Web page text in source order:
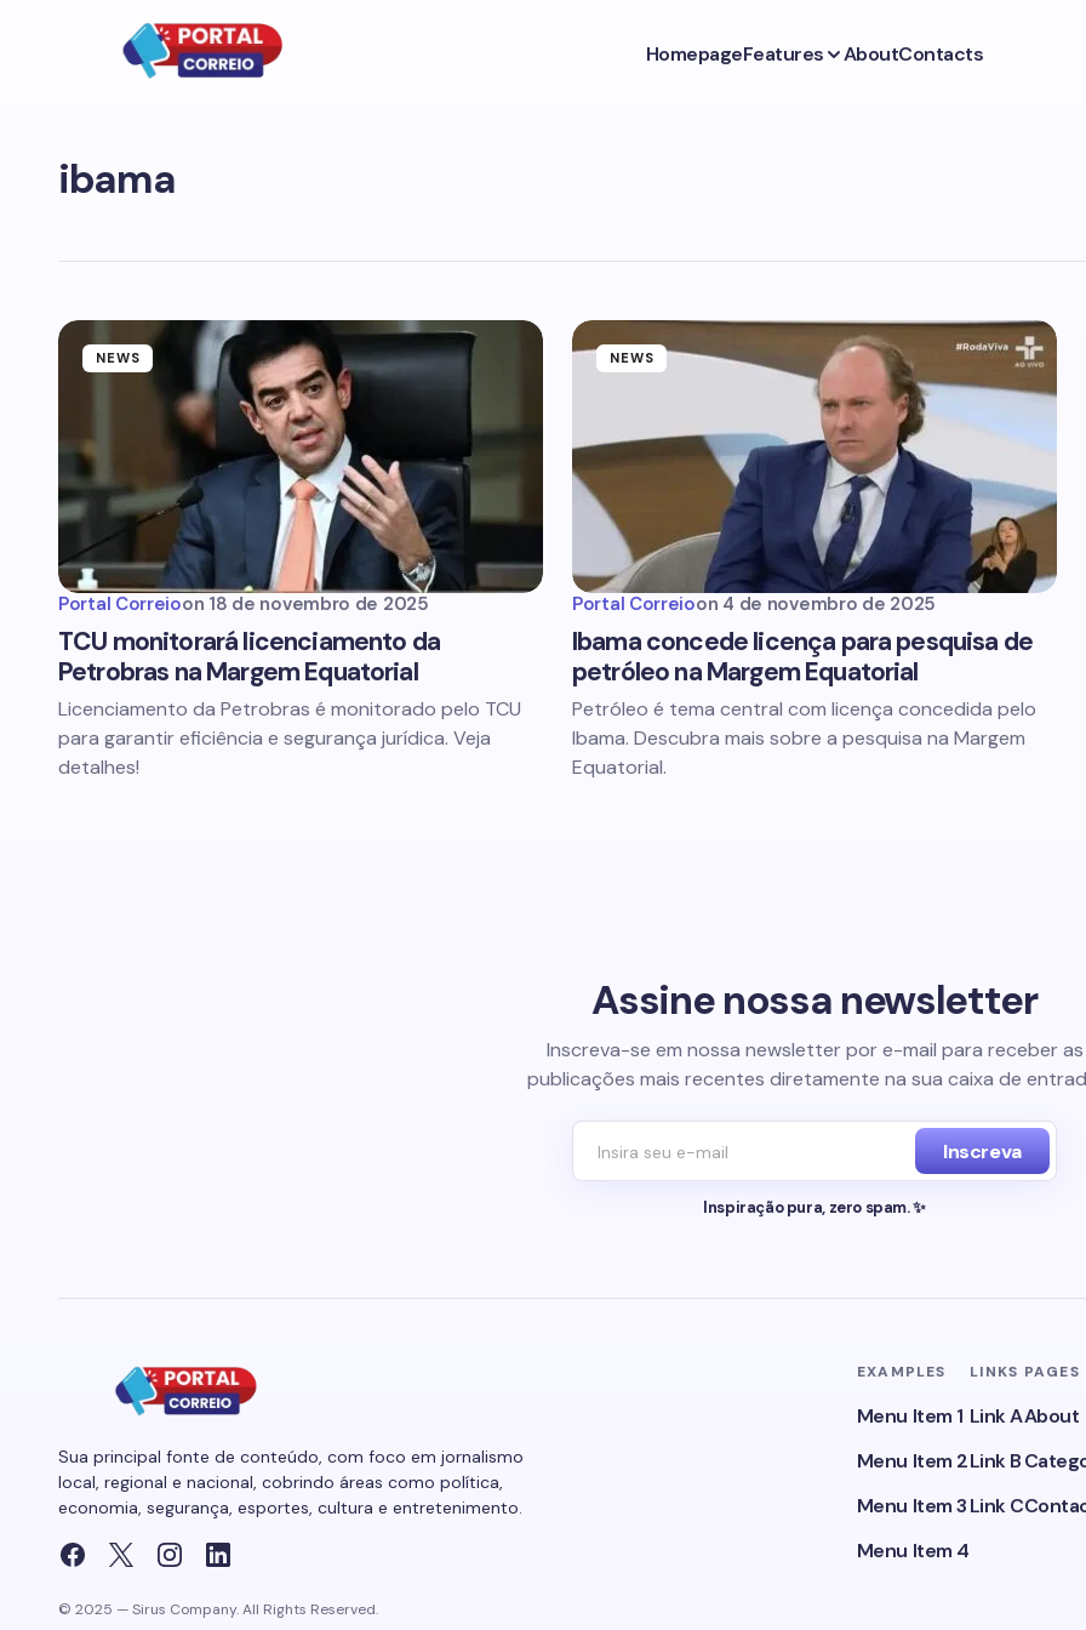
HomepageFeatures AboutContacts
ibama
NEWS
Portal Correioon 18 de novembro de 2025
TCU monitorará licenciamento da
Petrobras na Margem Equatorial
Licenciamento da Petrobras é monitorado pelo TCU
para garantir eficiência e segurança jurídica. Veja
detalhes!
NEWS
Portal Correioon 4 de novembro de 2025
Ibama concede licença para pesquisa de
petróleo na Margem Equatorial
Petróleo é tema central com licença concedida pelo
Ibama. Descubra mais sobre a pesquisa na Margem
Equatorial.
Assine nossa newsletter
Inscreva-se em nossa newsletter por e-mail para receber as
publicações mais recentes diretamente na sua caixa de
Inscreva
Inspiração pura, zero spam. ✨
Sua principal fonte de conteúdo, com foco em jornalismo
local, regional e nacional, cobrindo áreas como política,
economia, segurança, esportes, cultura e entretenimento.
EXAMPLES
Menu Item 1
Menu Item 2
Menu Item 3
Menu Item 4
LINKS
Link A
Link B
Link C
PAGES
About
© 2025 — Sirus Company. All Rights Reserved.